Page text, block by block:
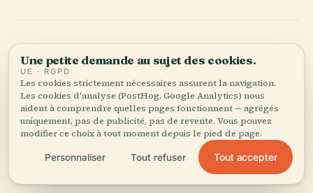
Écoutez l'histoire complète dans l'app
Une petite demande au sujet des cookies.
UE · RGPD
Les cookies strictement nécessaires assurent la navigation.
Les cookies d'analyse (PostHog, Google Analytics) nous
aident à comprendre quelles pages fonctionnent — agrégés
uniquement, pas de publicité, pas de revente. Vous pouvez
modifier ce choix à tout moment depuis le pied de page.
Personnaliser Tout refuser Tout accepter